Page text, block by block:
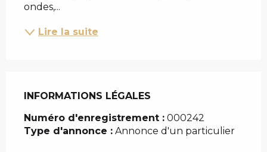
ondes,...
Lire la suite
INFORMATIONS LÉGALES
INFORMATIONS LÉGALES
Numéro d'enregistrement : 000242
Type d'annonce : Annonce d'un particulier